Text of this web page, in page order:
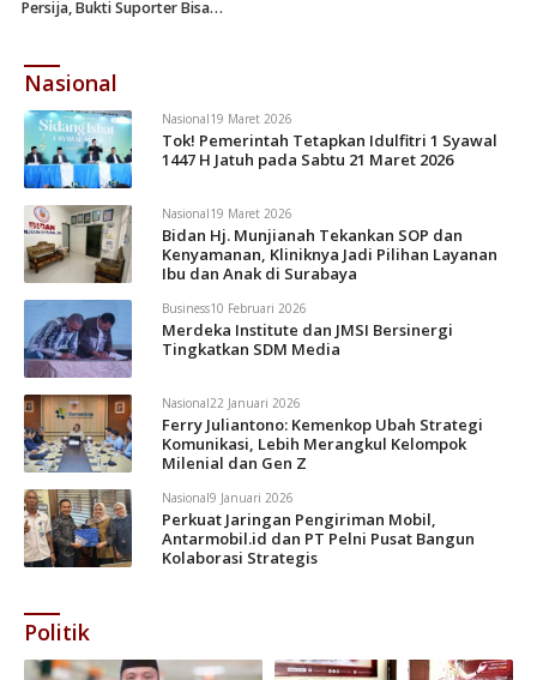
Persija, Bukti Suporter Bisa
Nasional
Nasional19 Maret 2026
Tok! Pemerintah Tetapkan Idulfitri 1 Syawal
1447 H Jatuh pada Sabtu 21 Maret 2026
Nasional19 Maret 2026
Bidan Hj. Munjianah Tekankan SOP dan
Kenyamanan, Kliniknya Jadi Pilihan Layanan
Ibu dan Anak di Surabaya
Business10 Februari 2026
Merdeka Institute dan JMSI Bersinergi
Tingkatkan SDM Media
Nasional22 Januari 2026
Ferry Juliantono: Kemenkop Ubah Strategi
Komunikasi, Lebih Merangkul Kelompok
Milenial dan Gen Z
Nasional9 Januari 2026
Perkuat Jaringan Pengiriman Mobil,
Antarmobil.id dan PT Pelni Pusat Bangun
Kolaborasi Strategis
Politik